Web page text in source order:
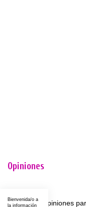
Opiniones
No existen opiniones
Bienvenida/o a
la información